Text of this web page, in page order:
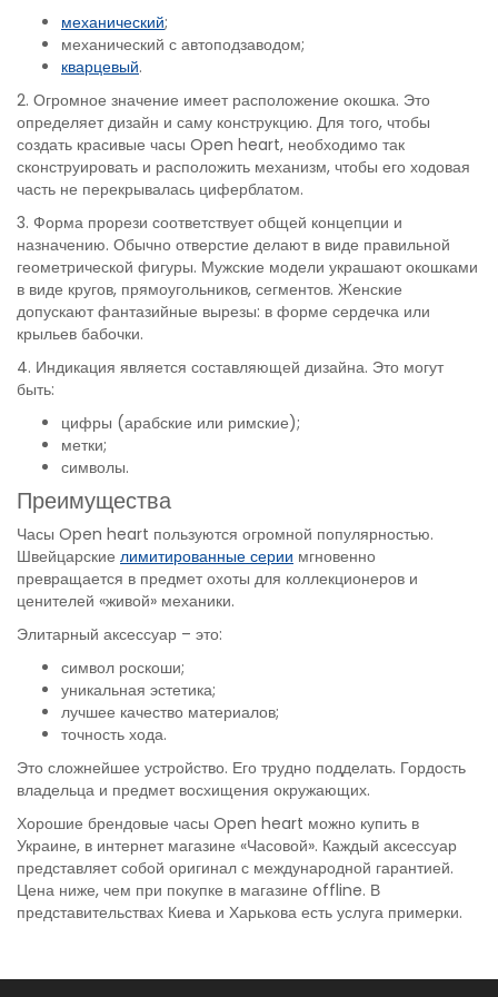
механический;
механический с автоподзаводом;
кварцевый.
2. Огромное значение имеет расположение окошка. Это
определяет дизайн и саму конструкцию. Для того, чтобы
создать красивые часы Open heart, необходимо так
сконструировать и расположить механизм, чтобы его ходовая
часть не перекрывалась циферблатом.
3. Форма прорези соответствует общей концепции и
назначению. Обычно отверстие делают в виде правильной
геометрической фигуры. Мужские модели украшают окошками
в виде кругов, прямоугольников, сегментов. Женские
допускают фантазийные вырезы: в форме сердечка или
крыльев бабочки.
4. Индикация является составляющей дизайна. Это могут
быть:
цифры (арабские или римские);
метки;
символы.
Преимущества
Часы Open heart пользуются огромной популярностью.
Швейцарские лимитированные серии мгновенно
превращается в предмет охоты для коллекционеров и
ценителей «живой» механики.
Элитарный аксессуар – это:
символ роскоши;
уникальная эстетика;
лучшее качество материалов;
точность хода.
Это сложнейшее устройство. Его трудно подделать. Гордость
владельца и предмет восхищения окружающих.
Хорошие брендовые часы Open heart можно купить в
Украине, в интернет магазине «Часовой». Каждый аксессуар
представляет собой оригинал с международной гарантией.
Цена ниже, чем при покупке в магазине offline. В
представительствах Киева и Харькова есть услуга примерки.